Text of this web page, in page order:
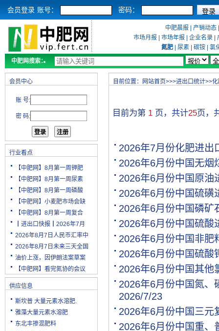
会员登录 账号： 密码：
中肥晨报 产销动态
市场月报
市场年报 企业名录
氮肥
尿素 碳铵
氯
中肥网搜索：
会员中心
账 号:
密 码:
行业看点
【中肥网】8月第一周钾肥
【中肥网】8月第一周尿素
【中肥网】8月第一周磷酸
【中肥网】小麦肥市场会缺
【中肥网】8月第一周复合
┃进出口快报┃2026年7月
2026年8月7日人民币汇率中
2026年8月7日未来三天全国
油价上涨，因伊朗法案草案
【中肥网】看完氮协的会议
供应信息
斯坎普 大量元素水溶肥.
雅藻大量元素水溶肥
东北丰掺混肥料
目前位置： 网站首页>>>进出口统计>>
目前为第 1页，共计25页，
2026年7月份化肥进出
2026年6月份中国无烟
2026年6月份中国原油
2026年6月份中国硫磺
2026年6月份中国磷矿
2026年6月份中国硫酸
2026年6月份中国非肥
2026年6月份中国硫酸
2026年6月份中国其他
2026年6月份中国氮、
2026/7/23
2026年6月份中国三元
2026年6月份中国重、